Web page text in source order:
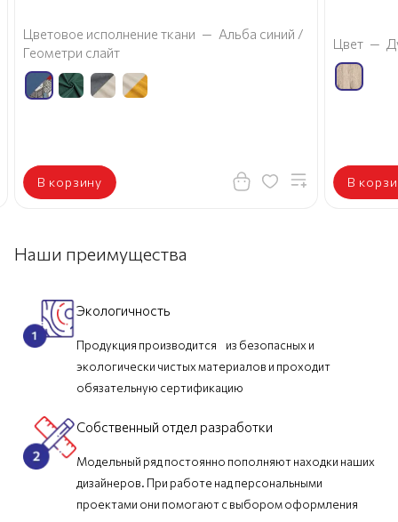
Цветовое исполнение ткани — Альба синий /
Геометри слайт
В корзину
Цвет —
В
Наши преимущества
Экологичность
Продукция производится из безопасных и
экологически чистых материалов и проходит
обязательную сертификацию
Собственный отдел разработки
Модельный ряд постоянно пополняют находки наших
дизайнеров. При работе над персональными
проектами они помогают с выбором оформления